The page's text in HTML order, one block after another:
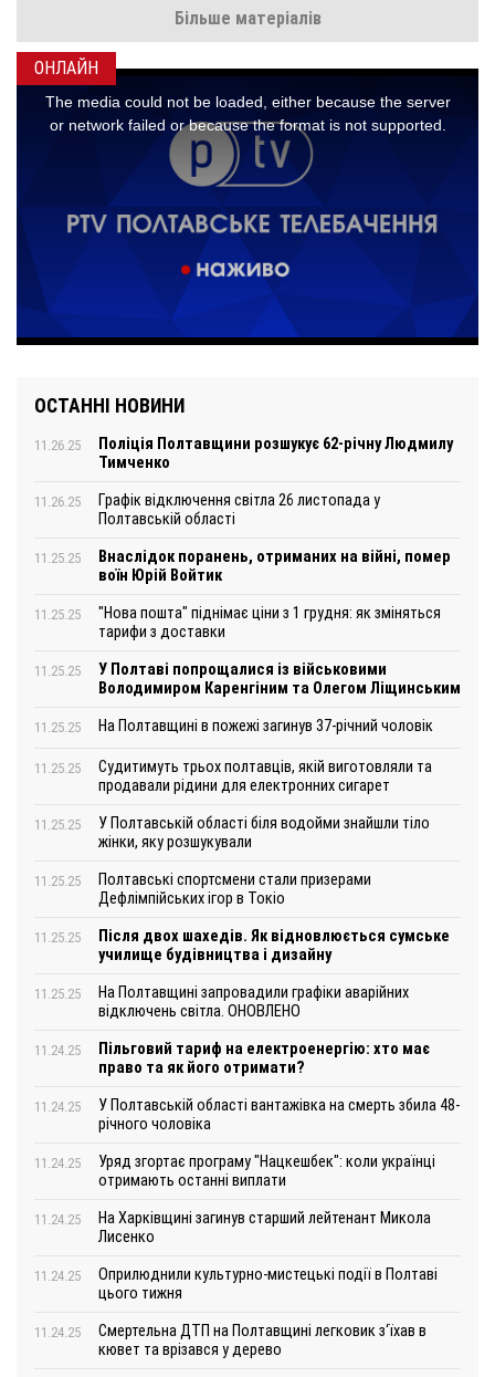
ОНЛАЙН
ОСТАННІ НОВИНИ
11.26.25
Поліція Полтавщини розшукує 62-річну Людмилу
Тимченко
11.26.25
Графік відключення світла 26 листопада у
Полтавській області
11.25.25
Внаслідок поранень, отриманих на війні, помер
воїн Юрій Войтик
11.25.25
"Нова пошта" піднімає ціни з 1 грудня: як зміняться
тарифи з доставки
11.25.25
У Полтаві попрощалися із військовими
Володимиром Каренгіним та Олегом Ліщинським
11.25.25 На Полтавщині в пожежі загинув 37-річний чоловік
11.25.25
Судитимуть трьох полтавців, якій виготовляли та
продавали рідини для електронних сигарет
11.25.25
У Полтавській області біля водойми знайшли тіло
жінки, яку розшукували
11.25.25
Полтавські спортсмени стали призерами
Дефлімпійських ігор в Токіо
11.25.25
Після двох шахедів. Як відновлюється сумське
училище будівництва і дизайну
11.25.25
На Полтавщині запровадили графіки аварійних
відключень світла. ОНОВЛЕНО
11.24.25
Пільговий тариф на електроенергію: хто має
право та як його отримати?
11.24.25
У Полтавській області вантажівка на смерть збила 48-
річного чоловіка
11.24.25
Уряд згортає програму "Нацкешбек": коли українці
отримають останні виплати
11.24.25
На Харківщині загинув старший лейтенант Микола
Лисенко
11.24.25
Оприлюднили культурно-мистецькі події в Полтаві
цього тижня
11.24.25
Смертельна ДТП на Полтавщині легковик з‘їхав в
кювет та врізався у дерево
Більше матеріалів